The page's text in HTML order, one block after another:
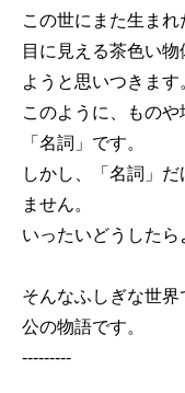
この世にまた生まれ
目に見える茶色い
ようと思いつきます
このように、もの
「名詞」です。
しかし、「名詞」
ません。
いったいどうした
そんなふしぎな世
公の物語です。
---------